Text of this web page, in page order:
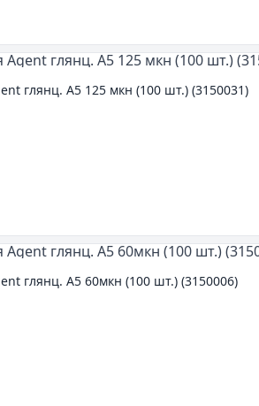
глянц. А5 125 мкн (100 шт.) (3150031)
глянц. А5 60мкн (100 шт.) (3150006)